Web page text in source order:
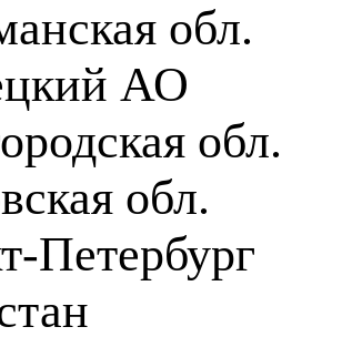
обл.
АО
обл.
обл.
Петербург